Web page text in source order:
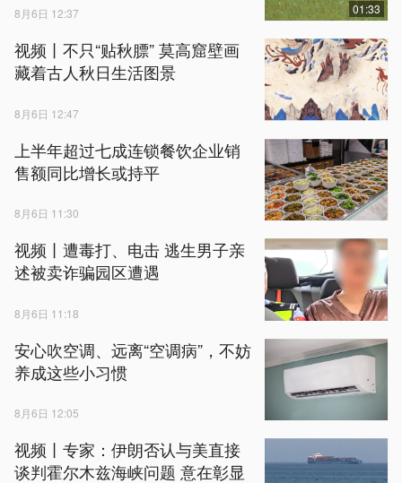
8月6日 12:37 01:33
视频丨不只“贴秋膘” 莫高窟壁画
藏着古人秋日生活图景
8月6日 12:47
上半年超过七成连锁餐饮企业销
售额同比增长或持平
8月6日 11:30
视频丨遭毒打、电击 逃生男子亲
述被卖诈骗园区遭遇
8月6日 11:18
安心吹空调、远离“空调病”，不妨
养成这些小习惯
8月6日 12:05
视频丨专家：伊朗否认与美直接
谈判霍尔木兹海峡问题 意在彰显